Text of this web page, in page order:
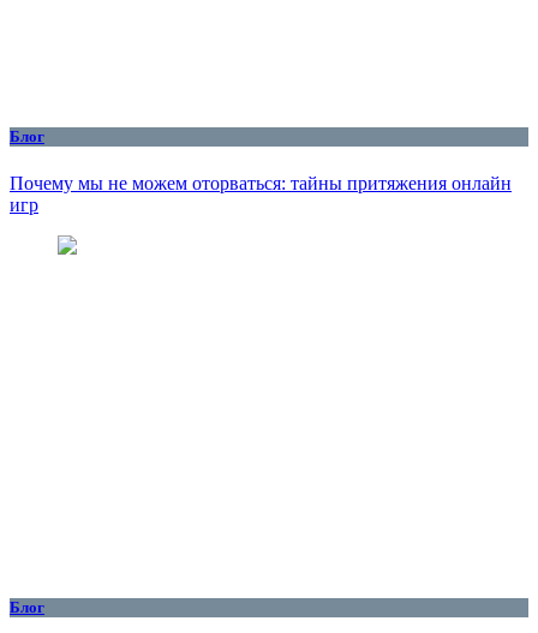
Блог
Почему мы не можем оторваться: тайны притяжения онлайн
игр
Блог